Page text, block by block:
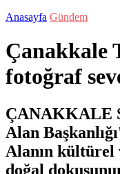
Anasayfa Gündem
Çanakkale
fotoğraf
ÇANAKKALE
Alan
Alanın kültürel
doğal